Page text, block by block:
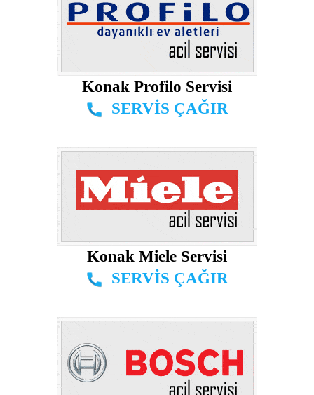
Konak Profilo Servisi
SERVİS ÇAĞIR
Konak Miele Servisi
SERVİS ÇAĞIR